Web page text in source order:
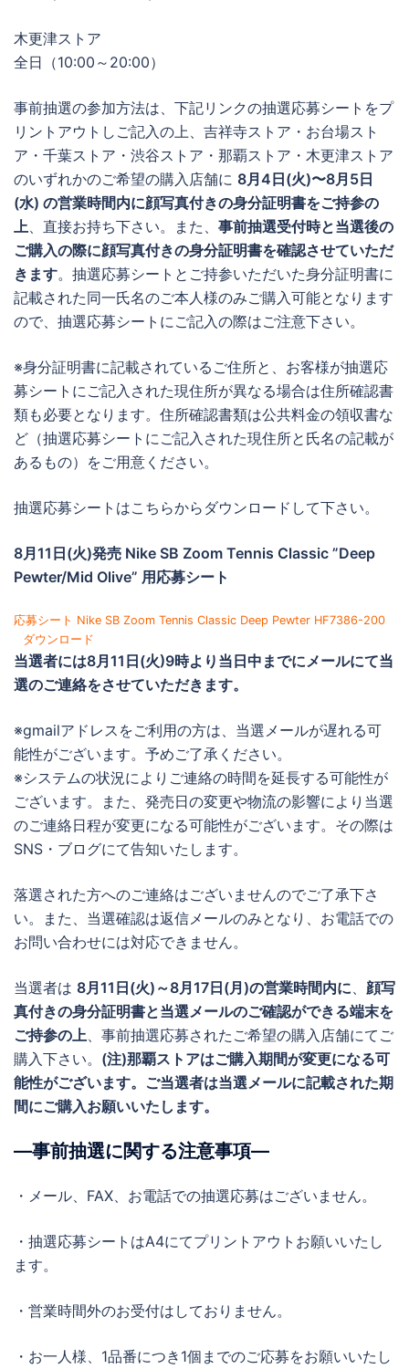
木更津ストア
全日（10:00～20:00）
事前抽選の参加方法は、下記リンクの抽選応募シートをプ
リントアウトしご記入の上、吉祥寺ストア・お台場スト
ア・千葉ストア・渋谷ストア・那覇ストア・木更津ストア
のいずれかのご希望の購入店舗に 8月4日(火)〜8月5日
(水) の営業時間内に顔写真付きの身分証明書をご持参の
上、直接お持ち下さい。また、 事前抽選受付時と当選後の
ご購入の際に顔写真付きの身分証明書を確認させていただ
きます。抽選応募シートとご持参いただいた身分証明書に
記載された同一氏名のご本人様のみご購入可能となります
ので、抽選応募シートにご記入の際はご注意下さい。
※身分証明書に記載されているご住所と、お客様が抽選応
募シートにご記入された現住所が異なる場合は住所確認書
類も必要となります。住所確認書類は公共料金の領収書な
ど（抽選応募シートにご記入された現住所と氏名の記載が
あるもの）をご用意ください。
抽選応募シートはこちらからダウンロードして下さい。
8月11日(火)発売 Nike SB Zoom Tennis Classic ”Deep
Pewter/Mid Olive” 用応募シート
応募シート Nike SB Zoom Tennis Classic Deep Pewter HF7386-200
ダウンロード
当選者には8月11日(火)9時より当日中までにメールにて当
選のご連絡をさせていただきます。
※gmailアドレスをご利用の方は、当選メールが遅れる可
能性がございます。予めご了承ください。
※システムの状況によりご連絡の時間を延長する可能性が
ございます。また、発売日の変更や物流の影響により当選
のご連絡日程が変更になる可能性がございます。その際は
SNS・ブログにて告知いたします。
落選された方へのご連絡はございませんのでご了承下さ
い。また、当選確認は返信メールのみとなり、お電話での
お問い合わせには対応できません。
当選者は 8月11日(火)～8月17日(月)の営業時間内に、 顔写
真付きの身分証明書と当選メールのご確認ができる端末を
ご持参の上、事前抽選応募されたご希望の購入店舗にてご
購入下さい。 (注)那覇ストアはご購入期間が変更になる可
能性がございます。ご当選者は当選メールに記載された期
間にご購入お願いいたします。
―事前抽選に関する注意事項―
・メール、FAX、お電話での抽選応募はございません。
・抽選応募シートはA4にてプリントアウトお願いいたし
ます。
・営業時間外のお受付はしておりません。
・お一人様、1品番につき1個までのご応募をお願いいたし